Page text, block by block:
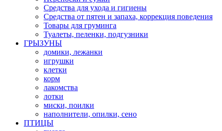
Средства для ухода и гигиены
Средства от пятен и запаха, коррекция поведения
Товары для груминга
Туалеты, пеленки, подгузники
ГРЫЗУНЫ
домики, лежанки
игрушки
клетки
корм
лакомства
лотки
миски, поилки
наполнители, опилки, сено
ПТИЦЫ